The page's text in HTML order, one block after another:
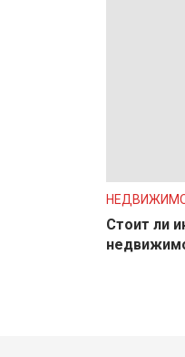
Стоит ли